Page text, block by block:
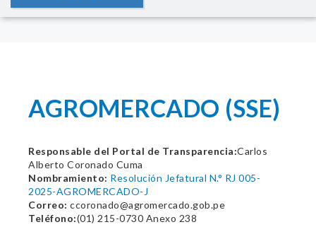
AGROMERCADO (SSE)
Responsable del Portal de Transparencia:Carlos
Alberto Coronado Cuma
Nombramiento: Resolución Jefatural N.° RJ 005-
2025-AGROMERCADO-J
Correo: ccoronado@agromercado.gob.pe
Teléfono:(01) 215-0730 Anexo 238